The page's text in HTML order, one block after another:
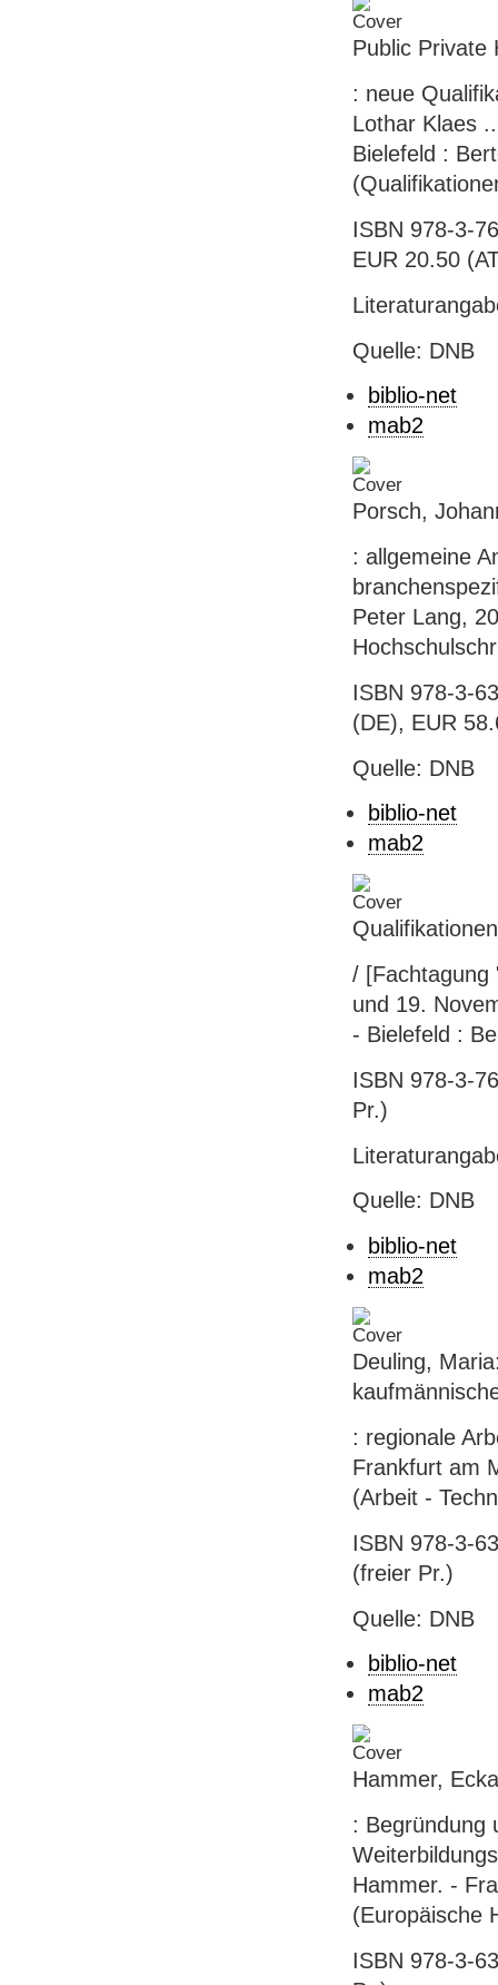
Public Private
: neue
Lothar Klaes
Bielefeld :
ISBN 978-3-
EUR 20.50
Quelle: DNB
biblio-net
mab2
Porsch,
: allgemeine
Peter Lang,
ISBN 978-3-
(DE), EUR
Quelle: DNB
biblio-net
mab2
/ [Fachtagung
und 19.
- Bielefeld :
ISBN 978-3-
Pr.)
Quelle: DNB
biblio-net
mab2
Deuling,
: regionale
Frankfurt am
(Arbeit -
ISBN 978-3-
(freier Pr.)
Quelle: DNB
biblio-net
mab2
Hammer,
: Begründung
Hammer. -
(Europäische
ISBN 978-3-